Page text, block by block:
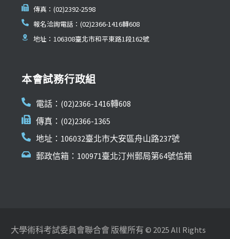
傳真：(02)2392-2598
報名洽詢電話：(02)2366-1416轉608
地址：106308臺北市和平東路1段162號
本會試務行政組
電話：(02)2366-1416轉608
傳真：(02)2366-1365
地址：106032臺北市大安區舟山路237號
郵政信箱：100971臺北汀州郵局第64號信箱
大學術科考試委員會聯合會 版權所有 © 2025 All Rights